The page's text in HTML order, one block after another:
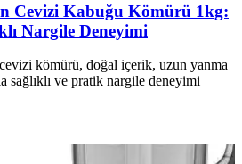
Cevizi Kabuğu Kömürü 1kg:
Nargile Deneyimi
kömürü, doğal içerik, uzun yanma
sağlıklı ve pratik nargile deneyimi